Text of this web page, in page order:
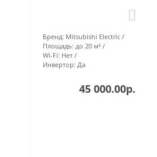
Бренд: Mitsubishi Electric
Площадь: до 20 м²
Wi-Fi: Нет
Инвертор: Да
45 000.00р.